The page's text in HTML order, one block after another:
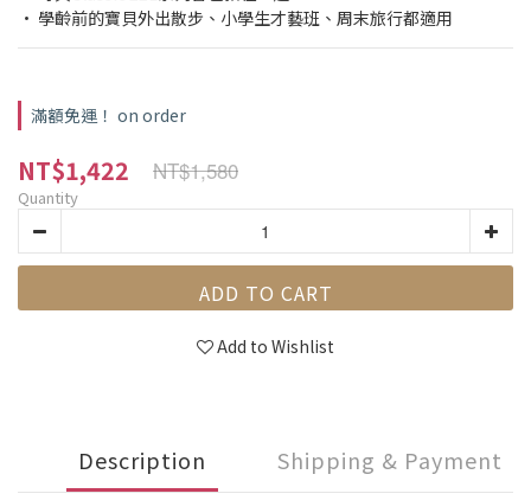
• 學齡前的寶貝外出散步、小學生才藝班、周末旅行都適用
滿額免運！ on order
NT$1,422 NT$1,580
Quantity
ADD TO CART
Add to Wishlist
Description Shipping & Payment